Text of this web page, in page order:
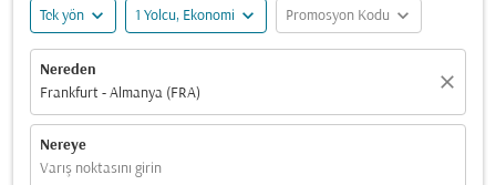
Tek yön expand_more 1 Yolcu, Ekonomi expand_more Promosyon Kodu expand_more
Nereden
Frankfurt - Almanya (FRA)
close
Nereye
Varış noktasını girin